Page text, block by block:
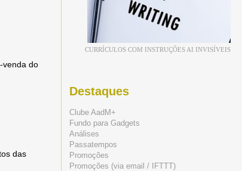
venda do
das
CURRÍCULOS COM INSTRUÇÕES AI INVISÍVEIS
Destaques
Clube AadM+
Fundo para Gadgets
Análises
Passatempos
Promoções
Promoções (via email / IFTTT)